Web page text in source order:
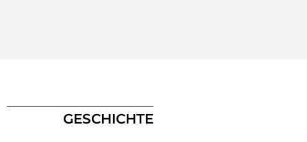
GESCHICHTE